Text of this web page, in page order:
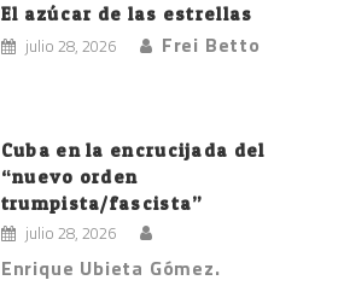
El azúcar de las estrellas
julio 28, 2026 Frei Betto
Cuba en la encrucijada del
“nuevo orden
trumpista/fascista”
julio 28, 2026
Enrique Ubieta Gómez.